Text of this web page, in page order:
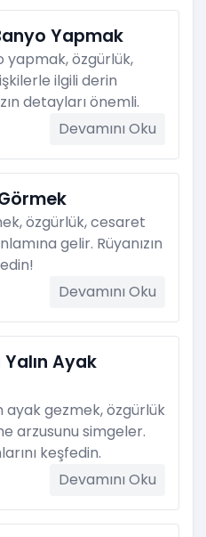
Yapmak
yapmak, özgürlük,
ilgili derin
detayları önemli.
Devamını Oku
özgürlük, cesaret
gelir. Rüyanızın
Devamını Oku
Ayak
ayak gezmek, özgürlük
arzusunu simgeler.
keşfedin.
Devamını Oku